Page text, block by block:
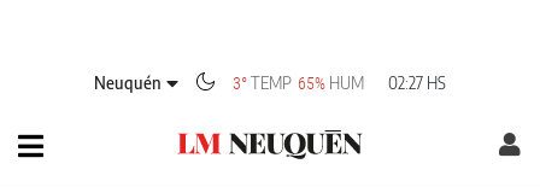
Neuquén 3°TEMP 65% HUM 02:27 HS